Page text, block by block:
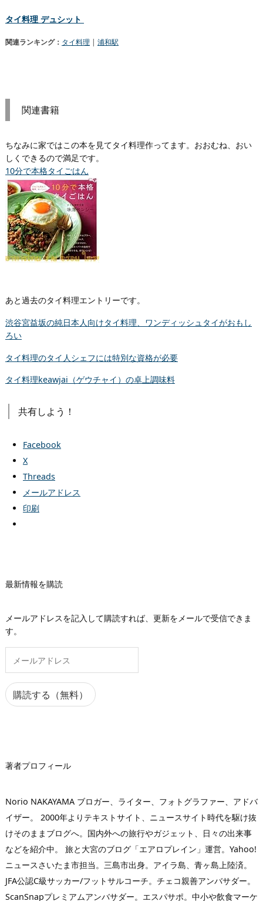
タイ料理 デュシット
関連ランキング： タイ料理 | 浦和駅
関連書籍
ちなみに家ではこの本を見てタイ料理作ってます。おおむね、おい
しくできるので満足です。
10分で本格タイごはん
あと過去のタイ料理エントリーです。
渋谷宮益坂の純日本人向けタイ料理、ワンディッシュタイがおもし
ろい
タイ料理のタイ人シェフには特別な資格が必要
タイ料理keawjai（ゲウチャイ）の卓上調味料
共有しよう！
Facebook
X
Threads
メールアドレス
印刷
最新情報を購読
メールアドレスを記入して購読すれば、更新をメールで受信できま
す。
ア
ド
購読する（無料）
著者プロフィール
Norio NAKAYAMA ブロガー、ライター、フォトグラファー、アドバ
イザー。 2000年よりテキストサイト、ニュースサイト時代を駆け抜
けそのままブログへ。国内外への旅行やガジェット、日々の出来事
などを紹介中。 旅と大宮のブログ「エアロプレイン」運営。Yahoo!
ニュースさいたま市担当。三島市出身。アイラ島、青ヶ島上陸済。
JFA公認C級サッカー/フットサルコーチ。チェコ親善アンバサダー。
ScanSnapプレミアムアンバサダー。エスパサポ。中小や飲食マーケ